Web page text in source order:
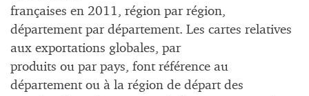
françaises en 2011, région par région,
département par département. Les cartes relatives
aux exportations globales, par
produits ou par pays, font référence au
département ou à la région de départ des